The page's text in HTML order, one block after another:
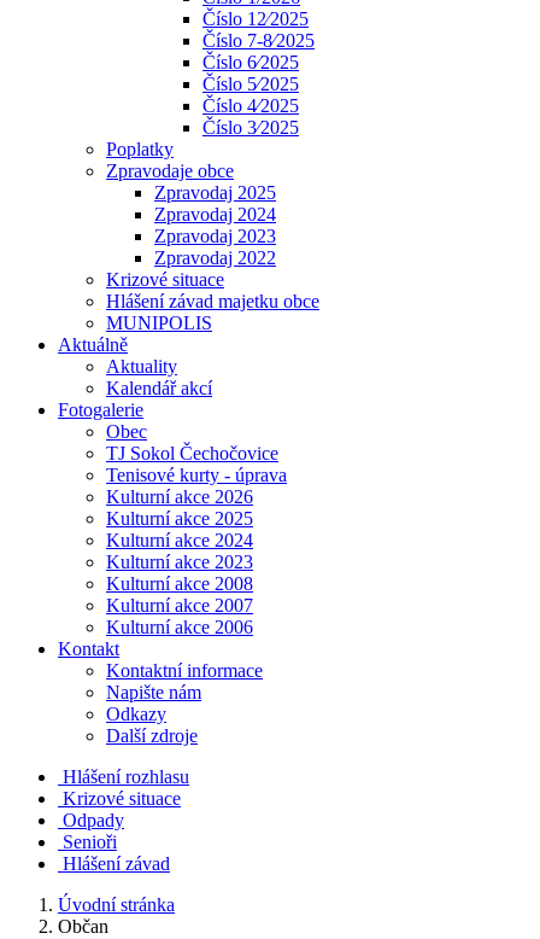
Číslo 12⁄2025
Číslo 7-8⁄2025
Číslo 6⁄2025
Číslo 5⁄2025
Číslo 4⁄2025
Číslo 3⁄2025
Poplatky
Zpravodaje obce
Zpravodaj 2025
Zpravodaj 2024
Zpravodaj 2023
Zpravodaj 2022
Krizové situace
Hlášení závad majetku obce
MUNIPOLIS
Aktuálně
Aktuality
Kalendář akcí
Fotogalerie
Obec
TJ Sokol Čechočovice
Tenisové kurty - úprava
Kulturní akce 2026
Kulturní akce 2025
Kulturní akce 2024
Kulturní akce 2023
Kulturní akce 2008
Kulturní akce 2007
Kulturní akce 2006
Kontakt
Kontaktní informace
Napište nám
Odkazy
Další zdroje
Hlášení rozhlasu
Krizové situace
Odpady
Senioři
Hlášení závad
Úvodní stránka
Občan